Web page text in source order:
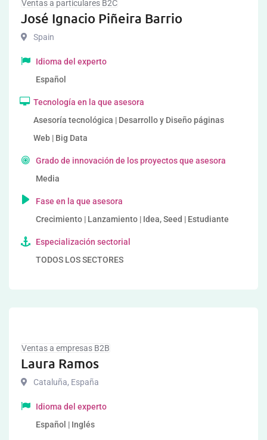
Ventas a particulares B2C
José Ignacio Piñeira Barrio
Spain
Idioma del experto
Español
Tecnología en la que asesora
Asesoría tecnológica | Desarrollo y Diseño páginas
Web | Big Data
Grado de innovación de los proyectos que asesora
Media
Fase en la que asesora
Crecimiento | Lanzamiento | Idea, Seed | Estudiante
Especialización sectorial
TODOS LOS SECTORES
Ventas a empresas B2B
Laura Ramos
Cataluña, España
Idioma del experto
Español | Inglés